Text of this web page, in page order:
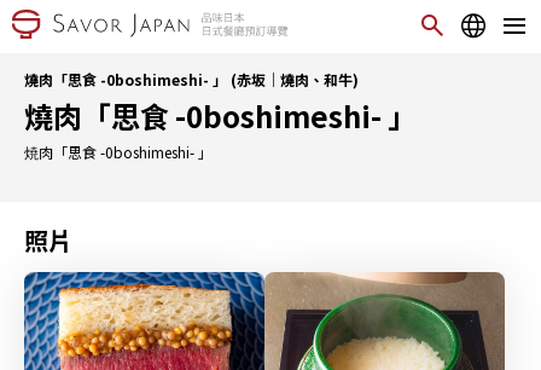
燒肉「思食 -0boshimeshi- 」 (赤坂｜燒肉、和牛)
燒肉「思食 -0boshimeshi- 」
焼肉「思食 -0boshimeshi- 」
照片